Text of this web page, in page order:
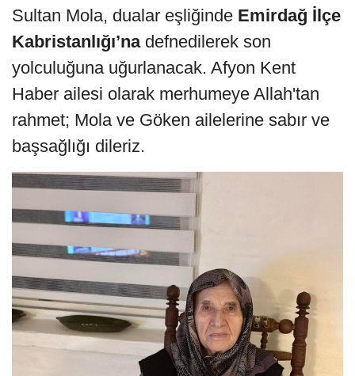
Sultan Mola, dualar eşliğinde Emirdağ İlçe
Kabristanlığı’nadefnedilerek son
yolculuğuna uğurlanacak. Afyon Kent
Haber ailesi olarak merhumeye Allah'tan
rahmet; Mola ve Göken ailelerine sabır ve
başsağlığı dileriz.